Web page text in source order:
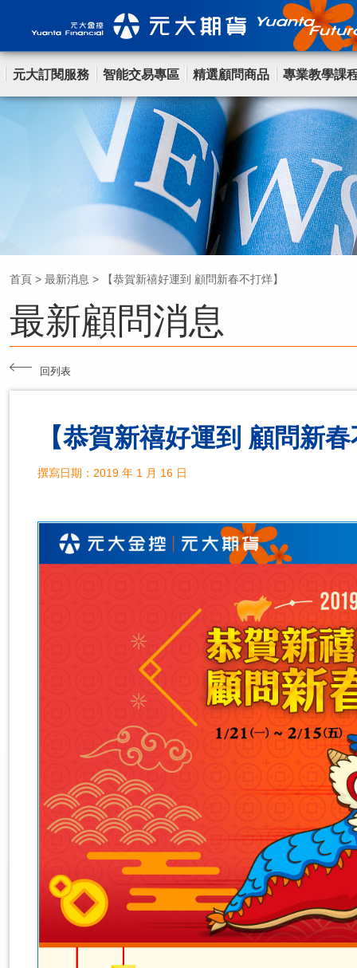
元大訂閱服務 智能交易專區 精選顧問商品 專業教學課
首頁 > 最新消息 > 【恭賀新禧好運到 顧問新春不打烊】
最新顧問消息
回列表
【恭賀新禧好運到 顧問新
撰寫日期：2019 年 1 月 16 日